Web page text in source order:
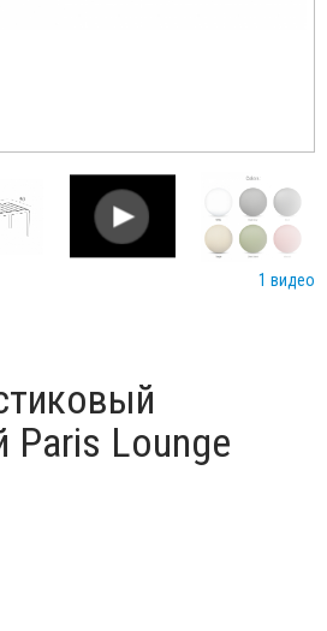
1 видео
Paris Lounge